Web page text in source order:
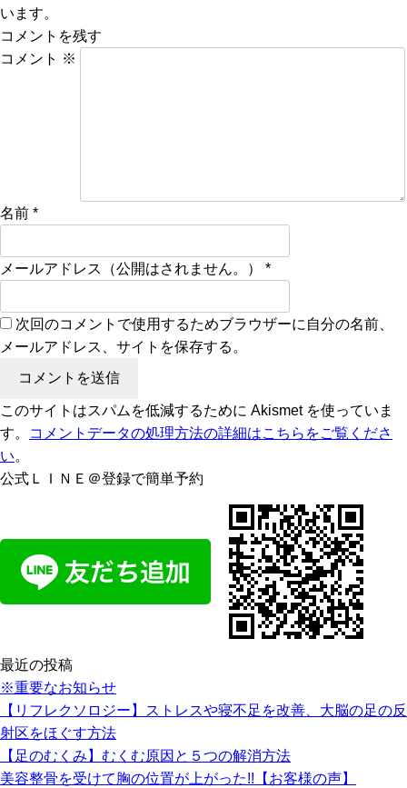
います。
コメントを残す
コメント ※
名前 *
メールアドレス（公開はされません。） *
次回のコメントで使用するためブラウザーに自分の名前、
メールアドレス、サイトを保存する。
このサイトはスパムを低減するために Akismet を使っていま
す。
コメントデータの処理方法の詳細はこちらをご覧くださ
い。
公式ＬＩＮＥ＠登録で簡単予約
最近の投稿
※重要なお知らせ
【リフレクソロジー】ストレスや寝不足を改善、大脳の足の反
射区をほぐす方法
【足のむくみ】むくむ原因と５つの解消方法
美容整骨を受けて胸の位置が上がった!!【お客様の声】